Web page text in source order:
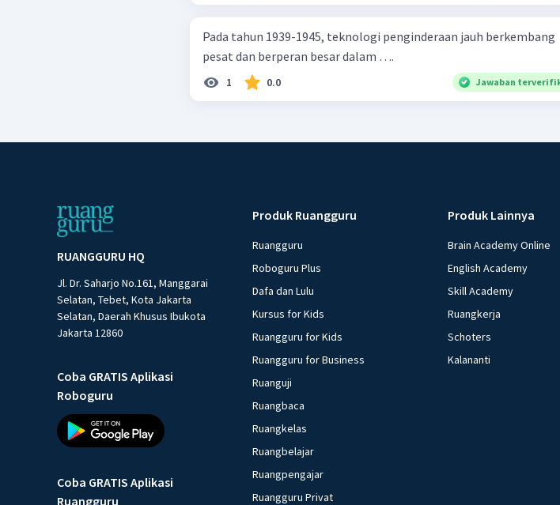
Pada tahun 1939-1945, teknologi penginderaan jauh berkembang
pesat dan berperan besar dalam ….
1 0.0 Jawaban
RUANGGURU HQ
Jl. Dr. Saharjo No.161, Manggarai
Selatan, Tebet, Kota Jakarta
Selatan, Daerah Khusus Ibukota
Jakarta 12860
Coba GRATIS Aplikasi
Roboguru
Coba GRATIS Aplikasi
Ruangguru
Produk Ruangguru
Ruangguru
Roboguru Plus
Dafa dan Lulu
Kursus for Kids
Ruangguru for Kids
Ruangguru for Business
Ruanguji
Ruangbaca
Ruangkelas
Ruangbelajar
Ruangpengajar
Ruangguru Privat
Produk Lainnya
Brain Academy Online
English Academy
Skill Academy
Ruangkerja
Schoters
Kalananti